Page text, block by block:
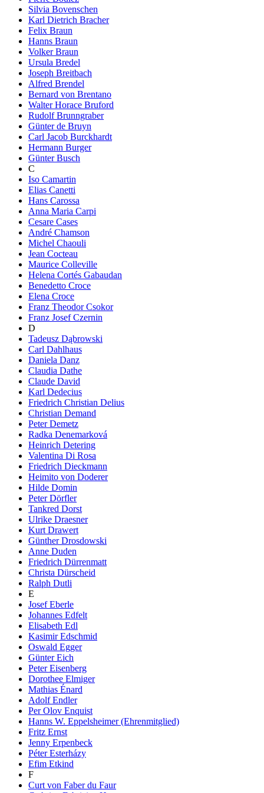
Silvia Bovenschen
Karl Dietrich Bracher
Felix Braun
Hanns Braun
Volker Braun
Ursula Bredel
Joseph Breitbach
Alfred Brendel
Bernard von Brentano
Walter Horace Bruford
Rudolf Brunngraber
Günter de Bruyn
Carl Jacob Burckhardt
Hermann Burger
Günter Busch
C
Iso Camartin
Elias Canetti
Hans Carossa
Anna Maria Carpi
Cesare Cases
André Chamson
Michel Chaouli
Jean Cocteau
Maurice Colleville
Helena Cortés Gabaudan
Benedetto Croce
Elena Croce
Franz Theodor Csokor
Franz Josef Czernin
D
Tadeusz Dąbrowski
Carl Dahlhaus
Daniela Danz
Claudia Dathe
Claude David
Karl Dedecius
Friedrich Christian Delius
Christian Demand
Peter Demetz
Radka Denemarková
Heinrich Detering
Valentina Di Rosa
Friedrich Dieckmann
Heimito von Doderer
Hilde Domin
Peter Dörfler
Tankred Dorst
Ulrike Draesner
Kurt Drawert
Günther Drosdowski
Anne Duden
Friedrich Dürrenmatt
Christa Dürscheid
Ralph Dutli
E
Josef Eberle
Johannes Edfelt
Elisabeth Edl
Kasimir Edschmid
Oswald Egger
Günter Eich
Peter Eisenberg
Dorothee Elmiger
Mathias Énard
Adolf Endler
Per Olov Enquist
Hanns W. Eppelsheimer (Ehrenmitglied)
Fritz Ernst
Jenny Erpenbeck
Péter Esterházy
Efim Etkind
F
Curt von Faber du Faur